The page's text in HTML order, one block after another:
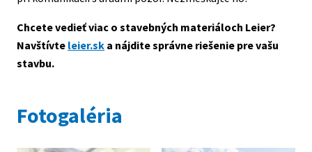
Chcete vedieť viac o stavebných materiáloch Leier?
Navštívte leier.sk a nájdite správne riešenie pre vašu
stavbu.
Fotogaléria